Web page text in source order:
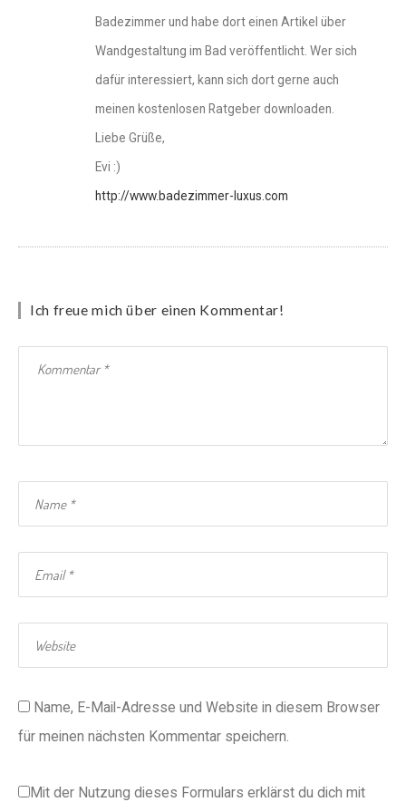
Badezimmer und habe dort einen Artikel über
Wandgestaltung im Bad veröffentlicht. Wer sich
dafür interessiert, kann sich dort gerne auch
meinen kostenlosen Ratgeber downloaden.
Liebe Grüße,
Evi :)
http://www.badezimmer-luxus.com
Ich freue mich über einen Kommentar!
Name, E-Mail-Adresse und Website in diesem Browser
für meinen nächsten Kommentar speichern.
Mit der Nutzung dieses Formulars erklärst du dich mit